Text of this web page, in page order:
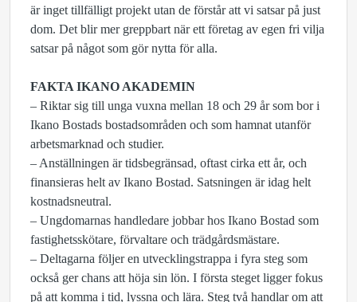
är inget tillfälligt projekt utan de förstår att vi satsar på just
dom. Det blir mer greppbart när ett företag av egen fri vilja
satsar på något som gör nytta för alla.
FAKTA IKANO AKADEMIN
– Riktar sig till unga vuxna mellan 18 och 29 år som bor i
Ikano Bostads bostadsområden och som hamnat utanför
arbetsmarknad och studier.
– Anställningen är tidsbegränsad, oftast cirka ett år, och
finansieras helt av Ikano Bostad. Satsningen är idag helt
kostnadsneutral.
– Ungdomarnas handledare jobbar hos Ikano Bostad som
fastighetsskötare, förvaltare och trädgårdsmästare.
– Deltagarna följer en utvecklingstrappa i fyra steg som
också ger chans att höja sin lön. I första steget ligger fokus
på att komma i tid, lyssna och lära. Steg två handlar om att